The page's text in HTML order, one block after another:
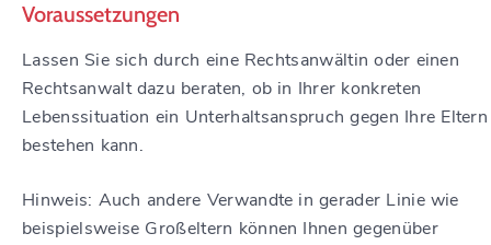
Voraussetzungen
Lassen Sie sich durch eine Rechtsanwältin oder einen
Rechtsanwalt dazu beraten, ob in Ihrer konkreten
Lebenssituation ein Unterhaltsanspruch gegen Ihre Eltern
bestehen kann.
Hinweis: Auch andere Verwandte in gerader Linie wie
beispielsweise Großeltern können Ihnen gegenüber